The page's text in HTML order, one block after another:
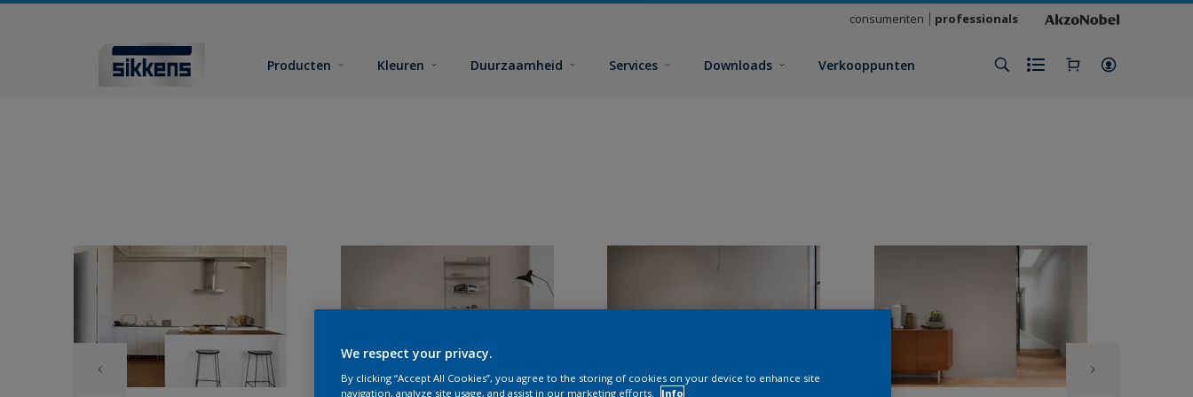
consumenten professionals
Producten Kleuren Duurzaamheid Services Downloads Verkooppunten
We respect your privacy.
By clicking “Accept All Cookies”, you agree to the storing of cookies on your device to enhance site
navigation, analyze site usage, and assist in our marketing efforts.
Info